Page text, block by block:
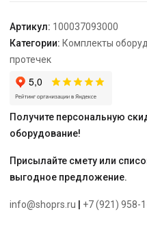
18
3/4
Артикул: 100037093000
Категории: Комплекты
протечек
Получите персональную
оборудование!
Присылайте смету или
выгодное предложение.
info@shoprs.ru +7 (921) 958-